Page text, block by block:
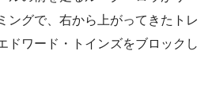
ングで、右から上がってきたトレ
ドワード・トインズをブロックし